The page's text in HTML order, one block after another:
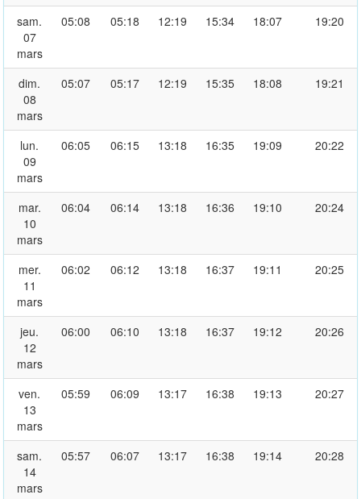
sam.
07
mars
05:08 05:18 12:19 15:34 18:07 19:20
dim.
08
mars
05:07 05:17 12:19 15:35 18:08 19:21
lun.
09
mars
06:05 06:15 13:18 16:35 19:09 20:22
mar.
10
mars
06:04 06:14 13:18 16:36 19:10 20:24
mer.
11
mars
06:02 06:12 13:18 16:37 19:11 20:25
jeu.
12
mars
06:00 06:10 13:18 16:37 19:12 20:26
ven.
13
mars
05:59 06:09 13:17 16:38 19:13 20:27
sam.
14
mars
05:57 06:07 13:17 16:38 19:14 20:28